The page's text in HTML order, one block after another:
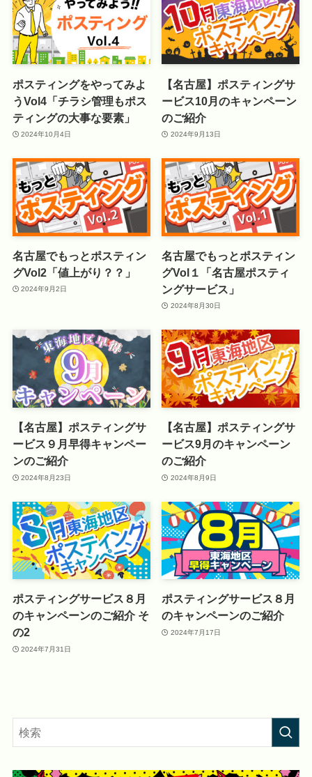
ポスティングをやってみよ
うVol4「チラシ管理もポス
ティングの大事な要素」
2024年10月4日
【名古屋】ポスティングサ
ービス10月のキャンペーン
のご紹介
2024年9月13日
名古屋でもっとポスティン
グVol2「値上がり？？」
2024年9月2日
名古屋でもっとポスティン
グVol１「名古屋ポスティ
ングサービス」
2024年8月30日
【名古屋】ポスティングサ
ービス９月早得キャンペー
ンのご紹介
2024年8月23日
【名古屋】ポスティングサ
ービス9月のキャンペーン
のご紹介
2024年8月9日
ポスティングサービス８月
のキャンペーンのご紹介 そ
の2
2024年7月31日
ポスティングサービス８月
のキャンペーンのご紹介
2024年7月17日